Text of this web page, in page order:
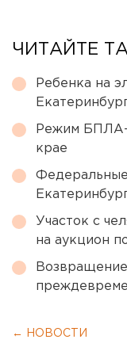
ЧИТАЙТЕ
Ребенка на
Режим БПЛА-
крае
Участок с
на аукцион
← НОВОСТИ